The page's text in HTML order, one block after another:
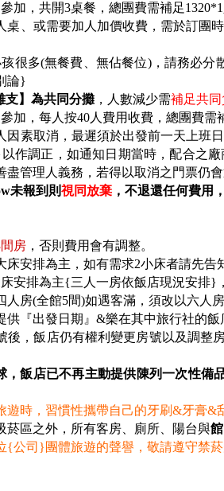
加，共開3桌餐，總團費需補足
、或需要加人加價收費，需於訂團
很多(無餐費、無佔餐位)，請務必分
論}
支】為共同分攤 ，人數減少需補足共同
加，每人按40人費用收費，總團費
素取消，最遲須於出發前一天上班
作調正，如通知日期當時，配合之
盡管理人義務，若得以取消之門票仍
未報到則視同放棄 ，不退還任何費用
間房 ，否則費用會有調整。
安排為主，如有需求2小床者請先告
安排為主{三人一房依飯店現況安排}
房(全館5間)如遇客滿，須改以六人
供『出發日期』&樂在其中旅行社的
，飯店仍有權利變更房號以及調整
，飯店已不再主動提供陳列一次性備
遊時，習慣性攜帶自己的牙刷&牙膏&
區之外，所有客房、廁所、陽台與
{公司}團體旅遊的聲譽，敬請遵守禁